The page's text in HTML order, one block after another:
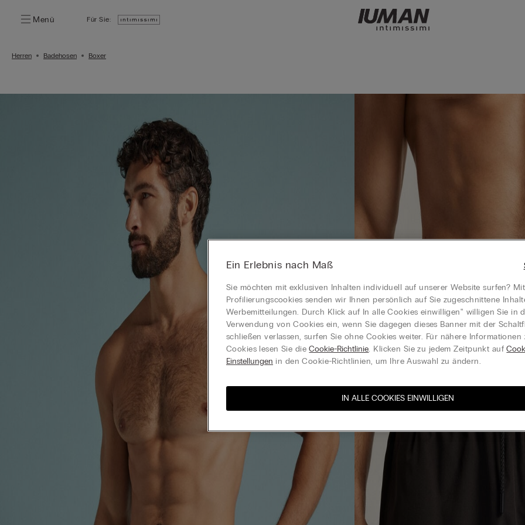
Menü Für Sie:
Herren Badehosen Boxer
Ein Erlebnis nach Maß
Sie möchten mit exklusiven Inhalten individuell auf unserer Website surfen?
Profilierungscookies senden wir Ihnen persönlich auf Sie zugeschnittene
Werbemitteilungen. Durch Klick auf In alle Cookies einwilligen‟ willigen Sie in
Verwendung von Cookies ein, wenn Sie dagegen dieses Banner mit der
schließen verlassen, surfen Sie ohne Cookies weiter. Für nähere Informationen
Cookies lesen Sie dieCookie-Richtlinie. Klicken Sie zu jedem Zeitpunkt auf
Einstellungen in den Cookie-Richtlinien, um Ihre Auswahl zu ändern.
IN ALLE COOKIES EINWILLIGEN